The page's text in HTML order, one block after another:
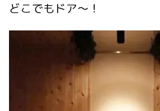
どこでもドア～！